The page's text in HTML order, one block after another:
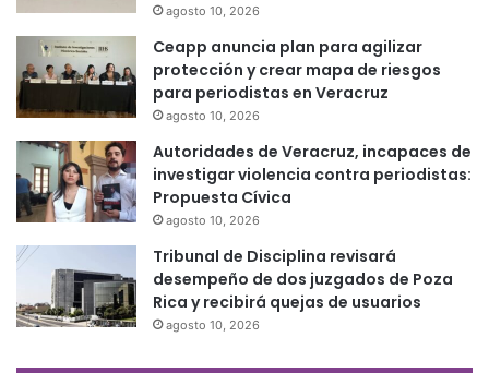
agosto 10, 2026
Ceapp anuncia plan para agilizar
protección y crear mapa de riesgos
para periodistas en Veracruz
agosto 10, 2026
Autoridades de Veracruz, incapaces de
investigar violencia contra periodistas:
Propuesta Cívica
agosto 10, 2026
Tribunal de Disciplina revisará
desempeño de dos juzgados de Poza
Rica y recibirá quejas de usuarios
agosto 10, 2026